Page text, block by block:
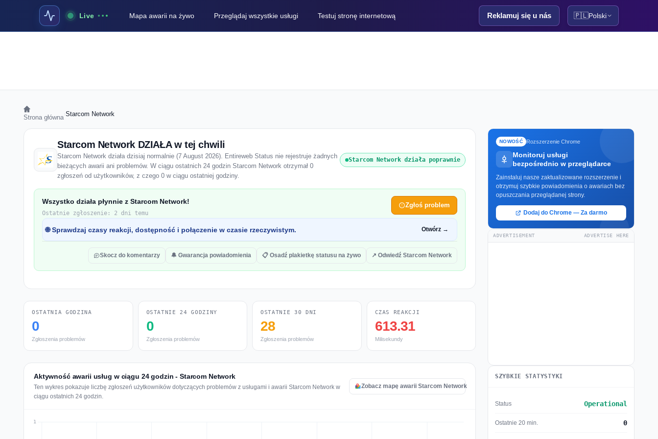
Live Mapa awarii na żywo Przeglądaj wszystkie usługi Testuj stronę internetową Reklamuj się u nás 🇵🇱Polski
Strona główna Starcom Network
Starcom Network DZIAŁA w tej chwili
Starcom Network działa dzisiaj normalnie (7 August 2026). Entireweb Status nie rejestruje żadnych
bieżących awarii ani problemów. W ciągu ostatnich 24 godzin Starcom Network otrzymał 0
zgłoszeń od użytkowników, z czego 0 w ciągu ostatniej godziny.
Starcom Network działa poprawnie
Wszystko działa płynnie z Starcom Network!
Ostatnie zgłoszenie: 2 dni temu
Zgłoś problem
🌐 Sprawdzaj czasy reakcji, dostępność i połączenie w czasie rzeczywistym. Otwórz →
Skocz do komentarzy 🔔 Gwarancja powiadomienia 📋 Osadź plakietkę statusu na żywo ↗ Odwiedź Starcom Network
OSTATNIA GODZINA
0
Zgłoszenia problemów
OSTATNIE 24 GODZINY
0
Zgłoszenia problemów
OSTATNIE 30 DNI
28
Zgłoszenia problemów
CZAS REAKCJI
613.31
Milisekundy
Aktywność awarii usług w ciągu 24 godzin - Starcom Network
Ten wykres pokazuje liczbę zgłoszeń użytkowników dotyczących problemów z usługami i awarii Starcom Network w
ciągu ostatnich 24 godzin.
Zobacz mapę awarii Starcom Network
NOWOŚĆ Rozszerzenie Chrome
Monitoruj usługi
bezpośrednio w przeglądarce
Zainstaluj nasze zaktualizowane rozszerzenie i
otrzymuj szybkie powiadomienia o awariach bez
opuszczania przeglądanej strony.
Dodaj do Chrome — Za darmo
ADVERTISEMENT ADVERTISE HERE
SZYBKIE STATYSTYKI
Status Operational
Ostatnie 20 min. 0